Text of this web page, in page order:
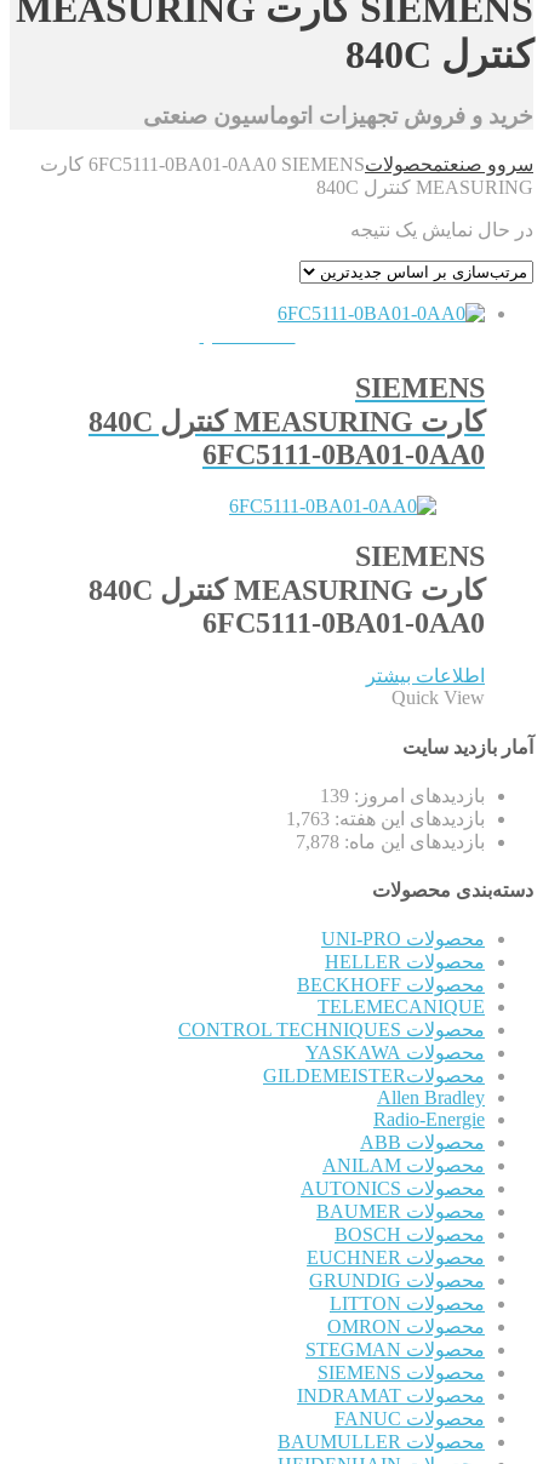
کنترل 840C
خرید و فروش تجهیزات اتوماسیون صنعتی
سروو صنعتمحصولات
6FC5111-0BA01-0AA0 SIEMENS کارت
MEASURING کنترل 840C
در حال نمایش یک نتیجه
SIEMENS
کارت MEASURING کنترل 840C
6FC5111-0BA01-0AA0
SIEMENS
کارت MEASURING کنترل 840C
6FC5111-0BA01-0AA0
اطلاعات بیشتر
Quick View
آمار بازدید سایت
بازدیدهای امروز: 139
بازدیدهای این هفته: 1,763
بازدیدهای این ماه: 7,878
دسته‌بندی محصولات
محصولات UNI-PRO
محصولات HELLER
محصولات BECKHOFF
TELEMECANIQUE
محصولات CONTROL TECHNIQUES
محصولات YASKAWA
محصولاتGILDEMEISTER
Allen Bradley
Radio-Energie
محصولات ABB
محصولات ANILAM
محصولات AUTONICS
محصولات BAUMER
محصولات BOSCH
محصولات EUCHNER
محصولات GRUNDIG
محصولات LITTON
محصولات OMRON
محصولات STEGMAN
محصولات SIEMENS
محصولات INDRAMAT
محصولات FANUC
محصولات BAUMULLER